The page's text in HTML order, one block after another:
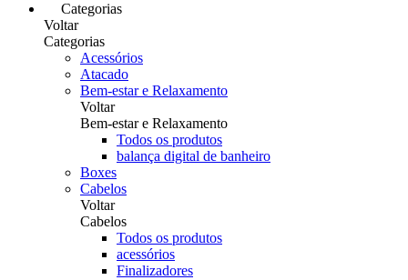
Categorias
Voltar
Categorias
Acessórios
Atacado
Bem-estar e Relaxamento
Voltar
Bem-estar e Relaxamento
Todos os produtos
balança digital de banheiro
Boxes
Cabelos
Voltar
Cabelos
Todos os produtos
acessórios
Finalizadores